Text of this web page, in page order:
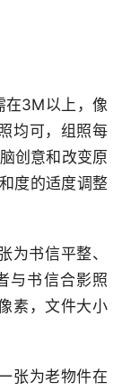
在3M以上，像
均可，组照每
创意和改变原
度的适度调整
为书信平整、
与书信合影照
素，文件大小
张为老物件在